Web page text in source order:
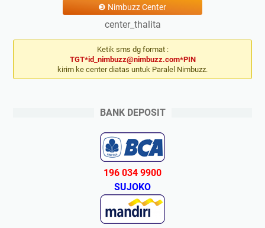
❸ Nimbuzz Center
center_thalita
Ketik sms dg format :
TGT*id_nimbuzz@nimbuzz.com*PIN
kirim ke center diatas untuk Paralel Nimbuzz.
BANK DEPOSIT
196 034 9900
SUJOKO